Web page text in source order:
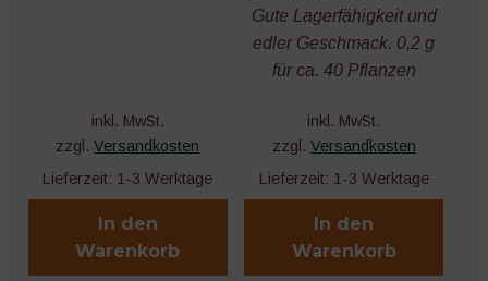
inkl. MwSt.
zzgl.Versandkosten
Lieferzeit: 1-3 Werktage
In den
Warenkorb
Gute Lagerfähigkeit und
edler Geschmack. 0,2 g
für ca. 40 Pflanzen
inkl. MwSt.
zzgl. Versandkosten
Lieferzeit: 1-3 Werktage
In den
Warenkorb